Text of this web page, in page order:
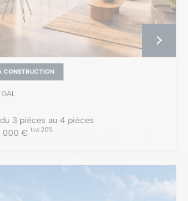
CONSTRUCTION
3 pièces au 4 pièces
000 € tva 20%